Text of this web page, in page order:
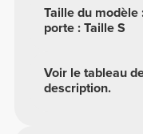
Voir le tableau
description.
Taille du modèle
porte : Taille S